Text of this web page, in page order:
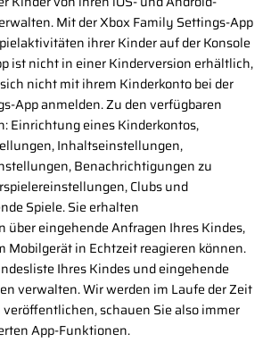
Mit der Xbox Family Settings-App
ihrer Kinder auf der Konsole
ist nicht in einer Kinderversion erhältlich,
nicht mit ihrem Kinderkonto bei der
App anmelden. Zu den verfügbaren
Einrichtung eines Kinderkontos,
Inhaltseinstellungen,
Benachrichtigungen zu
Clubs und
Spiele. Sie erhalten
über eingehende Anfragen Ihres Kindes,
Mobilgerät in Echtzeit reagieren können.
Ihres Kindes und eingehende
verwalten. Wir werden im Laufe der Zeit
schauen Sie also immer
App-Funktionen.